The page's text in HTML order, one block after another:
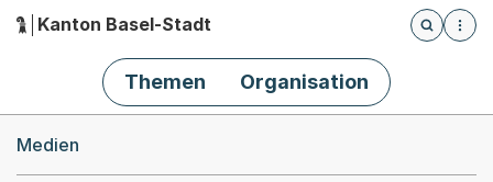
Hauptnavigation
Kanton Basel-Stadt
Öffnet
Themen Organisation
Medien